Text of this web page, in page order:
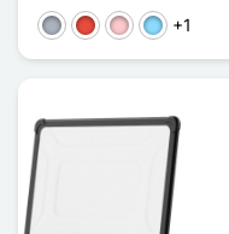
GrauRot PinkHellblau
+1